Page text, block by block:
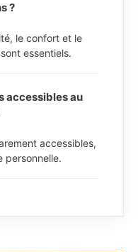
?
le confort et le
essentiels.
accessibles au
accessibles,
personnelle.